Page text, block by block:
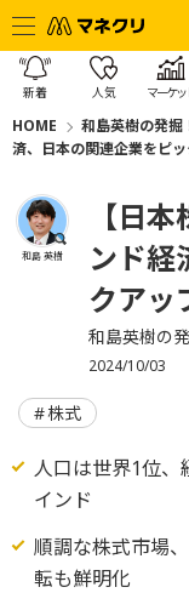
新着 人気 マーケッ
HOME 和島英樹の発掘
済、日本の関連企業をピ
和島 英樹
【日
ンド経
クアッ
和島英樹の
2024/10/03
株式
人口は世界1位、
インド
順調な株式市場
転も鮮明化